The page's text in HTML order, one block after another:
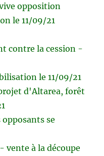
opposition
le 11/09/21
contre la cession -
le 11/09/21
d'Altarea, forêt
se
à la découpe